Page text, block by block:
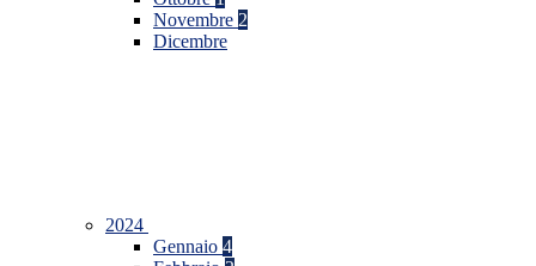
Novembre 2
Dicembre
2024
Gennaio 4